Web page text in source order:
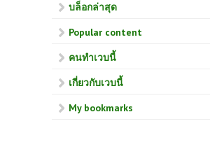
บล็อกล่าสุด
Popular content
คนทำเวบนี้
เกี่ยวกับเวบนี้
My bookmarks